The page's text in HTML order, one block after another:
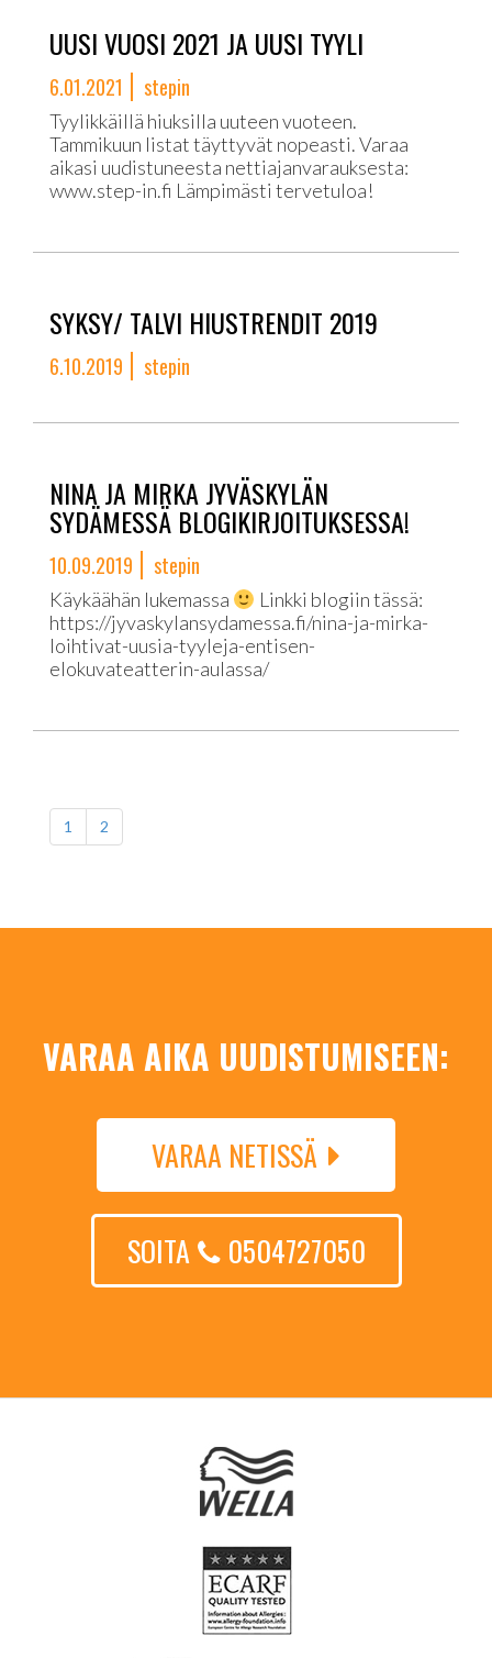
UUSI VUOSI 2021 JA UUSI TYYLI
6.01.2021 stepin
Tyylikkäillä hiuksilla uuteen vuoteen.
Tammikuun listat täyttyvät nopeasti. Varaa
aikasi uudistuneesta nettiajanvarauksesta:
www.step-in.fi Lämpimästi tervetuloa!
SYKSY/ TALVI HIUSTRENDIT 2019
6.10.2019 stepin
NINA JA MIRKA JYVÄSKYLÄN
SYDÄMESSÄ BLOGIKIRJOITUKSESSA!
10.09.2019 stepin
Käykäähän lukemassa
Linkki blogiin tässä:
https://jyvaskylansydamessa.fi/nina-ja-mirka-
loihtivat-uusia-tyyleja-entisen-
elokuvateatterin-aulassa/
1 2
VARAA AIKA UUDISTUMISEEN:
VARAA NETISSÄ
SOITA 0504727050